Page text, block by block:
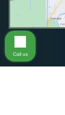
Call us